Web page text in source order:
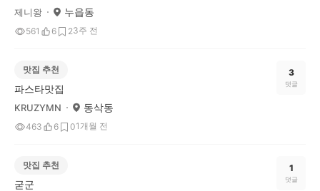
제니왕 누읍동
561 6 23주 전
맛집 추천
파스타맛집
KRUZYMN 동삭동
463 6 01개월 전
3
댓글
맛집 추천
굳군
1
댓글